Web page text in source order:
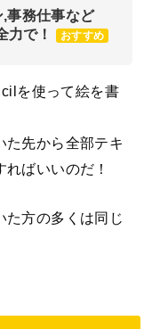
事務仕事など
力で！
おすすめ
を使って絵を書
た先から全部テキ
ばいいのだ！
た方の多くは同じ